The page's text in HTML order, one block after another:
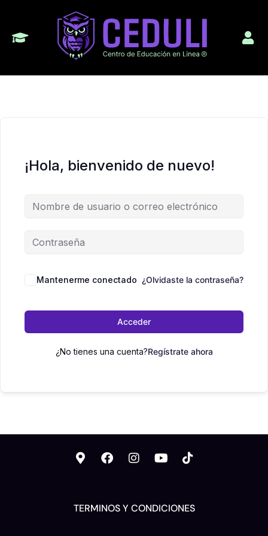
¡Hola, bienvenido de nuevo!
Mantenerme conectado ¿Olvidaste la contraseña?
Acceder
¿No tienes una cuenta?Regístrate ahora
TERMINOS Y CONDICIONES